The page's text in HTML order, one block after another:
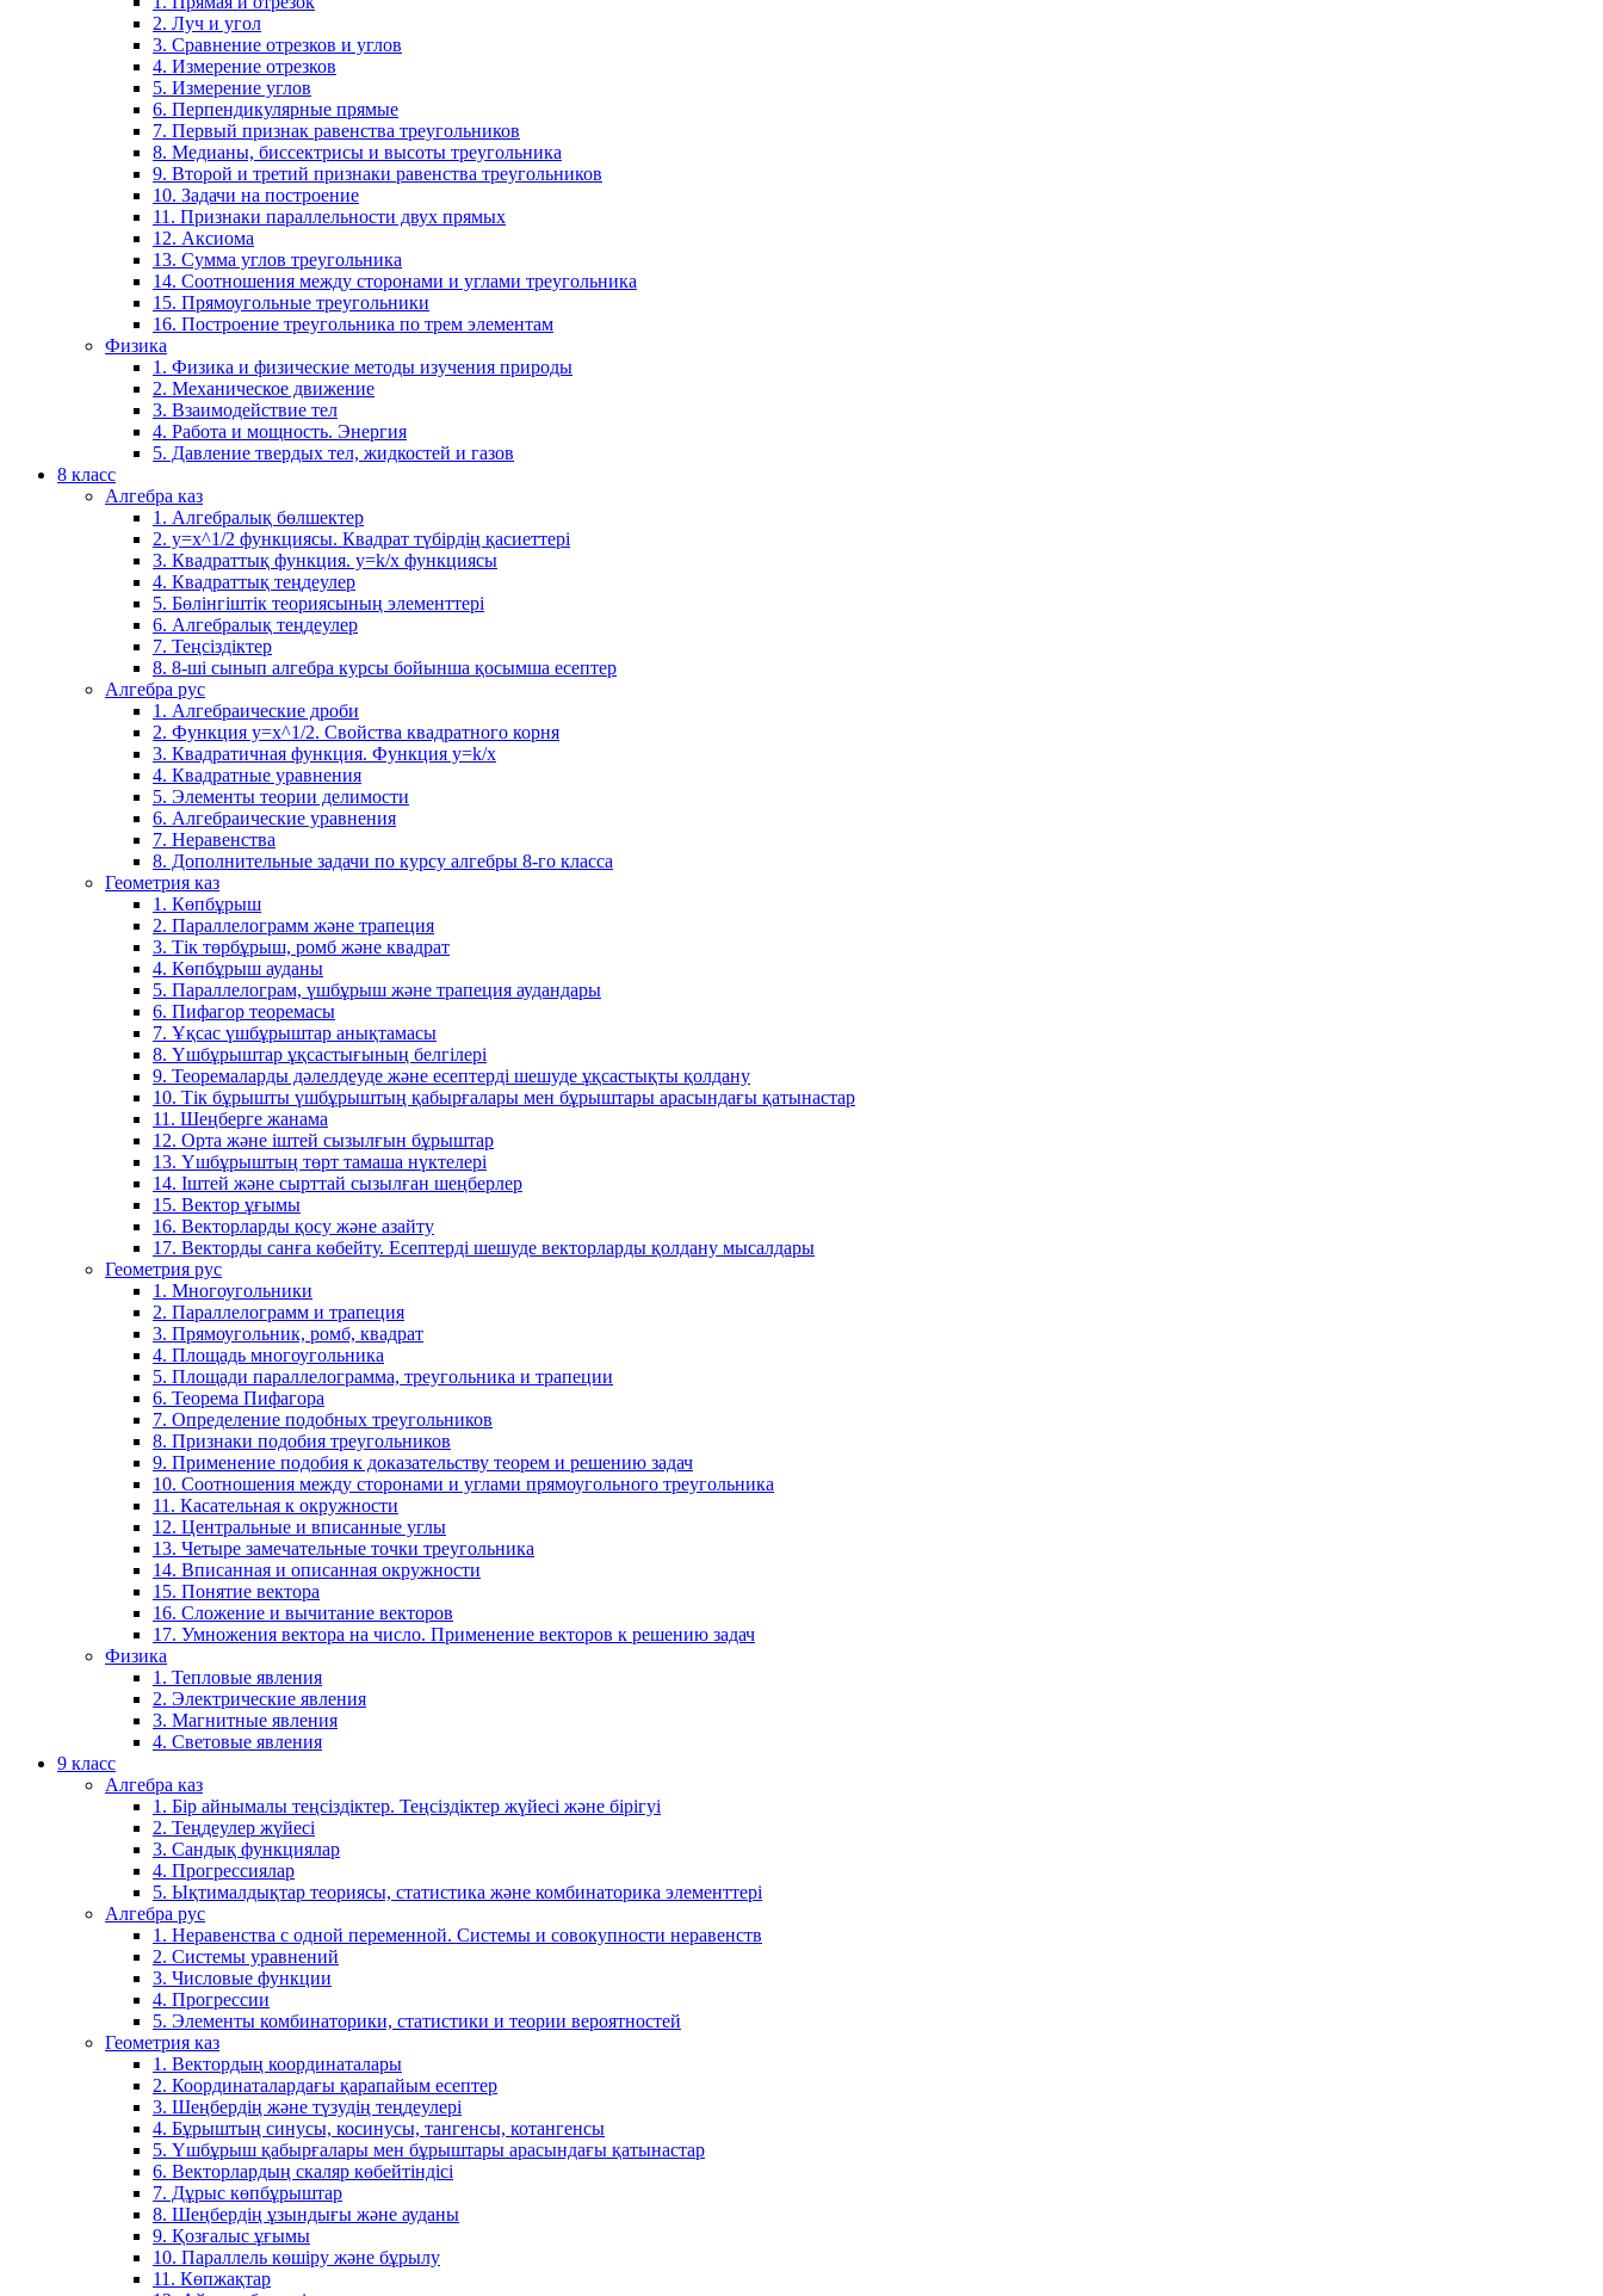
2. Луч и угол
3. Сравнение отрезков и углов
4. Измерение отрезков
5. Измерение углов
6. Перпендикулярные прямые
7. Первый признак равенства треугольников
8. Медианы, биссектрисы и высоты треугольника
9. Второй и третий признаки равенства треугольников
10. Задачи на построение
11. Признаки параллельности двух прямых
12. Аксиома
13. Сумма углов треугольника
14. Соотношения между сторонами и углами треугольника
15. Прямоугольные треугольники
16. Построение треугольника по трем элементам
Физика
1. Физика и физические методы изучения природы
2. Механическое движение
3. Взаимодействие тел
4. Работа и мощность. Энергия
5. Давление твердых тел, жидкостей и газов
8 класс
Алгебра каз
1. Алгебралық бөлшектер
2. у=х^1/2 функциясы. Квадрат түбірдің қасиеттері
3. Квадраттық функция. у=k/x функциясы
4. Квадраттық теңдеулер
5. Бөлінгіштік теориясының элементтері
6. Алгебралық теңдеулер
7. Теңсіздіктер
8. 8-ші сынып алгебра курсы бойынша қосымша есептер
Алгебра рус
1. Алгебраические дроби
2. Функция y=x^1/2. Свойства квадратного корня
3. Квадратичная функция. Функция у=k/x
4. Квадратные уравнения
5. Элементы теории делимости
6. Алгебраические уравнения
7. Неравенства
8. Дополнительные задачи по курсу алгебры 8-го класса
Геометрия каз
1. Көпбұрыш
2. Параллелограмм және трапеция
3. Тік төрбұрыш, ромб және квадрат
4. Көпбұрыш ауданы
5. Параллелограм, үшбұрыш және трапеция аудандары
6. Пифагор теоремасы
7. Ұқсас үшбұрыштар анықтамасы
8. Үшбұрыштар ұқсастығының белгілері
9. Теоремаларды дәлелдеуде және есептерді шешуде ұқсастықты қолдану
10. Тік бұрышты үшбұрыштың қабырғалары мен бұрыштары арасындағы қатынастар
11. Шеңберге жанама
12. Орта және іштей сызылғын бұрыштар
13. Үшбұрыштың төрт тамаша нүктелері
14. Іштей және сырттай сызылған шеңберлер
15. Вектор ұғымы
16. Векторларды қосу және азайту
17. Векторды санға көбейту. Есептерді шешуде векторларды қолдану мысалдары
Геометрия рус
1. Многоугольники
2. Параллелограмм и трапеция
3. Прямоугольник, ромб, квадрат
4. Площадь многоугольника
5. Площади параллелограмма, треугольника и трапеции
6. Теорема Пифагора
7. Определение подобных треугольников
8. Признаки подобия треугольников
9. Применение подобия к доказательству теорем и решению задач
10. Соотношения между сторонами и углами прямоугольного треугольника
11. Касательная к окружности
12. Центральные и вписанные углы
13. Четыре замечательные точки треугольника
14. Вписанная и описанная окружности
15. Понятие вектора
16. Сложение и вычитание векторов
17. Умножения вектора на число. Применение векторов к решению задач
Физика
1. Тепловые явления
2. Электрические явления
3. Магнитные явления
4. Световые явления
9 класс
Алгебра каз
1. Бір айнымалы теңсіздіктер. Теңсіздіктер жүйесі және бірігуі
2. Теңдеулер жүйесі
3. Сандық функциялар
4. Прогрессиялар
5. Ықтималдықтар теориясы, статистика және комбинаторика элементтері
Алгебра рус
1. Неравенства с одной переменной. Системы и совокупности неравенств
2. Системы уравнений
3. Числовые функции
4. Прогрессии
5. Элементы комбинаторики, статистики и теории вероятностей
Геометрия каз
1. Вектордың координаталары
2. Координаталардағы қарапайым есептер
3. Шеңбердің және түзудің теңдеулері
4. Бұрыштың синусы, косинусы, тангенсы, котангенсы
5. Үшбұрыш қабырғалары мен бұрыштары арасындағы қатынастар
6. Векторлардың скаляр көбейтіндісі
7. Дұрыс көпбұрыштар
8. Шеңбердің ұзындығы және ауданы
9. Қозғалыс ұғымы
10. Параллель көшіру және бұрылу
11. Көпжақтар